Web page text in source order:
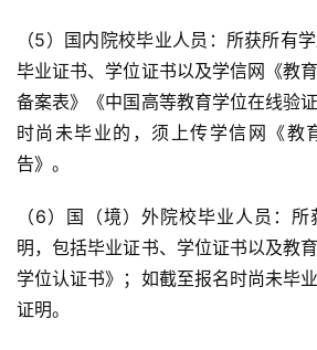
（5）国内院校毕业人员：所获所有
毕业证书、学位证书以及学信网《教
备案表》《中国高等教育学位在线验
时尚未毕业的，须上传学信网《教
告》。
（6）国（境）外院校毕业人员：
明，包括毕业证书、学位证书以及教
学位认证书》；如截至报名时尚未毕
证明。